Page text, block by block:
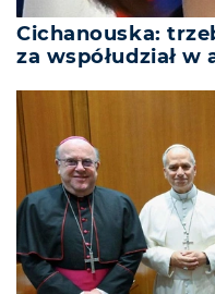
Cichanouska:
za współudział